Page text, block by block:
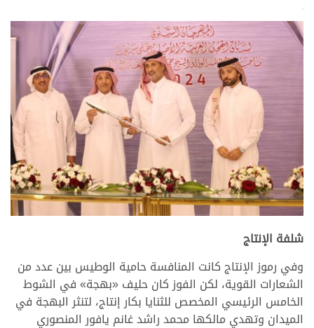
>
شلفة الإنتاج
وفي رموز الإنتاج كانت المنافسة حامية الوطيس بين عدد من
الشعارات القوية، لكن الفوز كان حليف «بهجة» في الشوط
الخامس الرئيسي المخصص للثنايا بكار إنتاج، لتنثر البهجة في
الميدان وتهدي مالكها محمد راشد غانم يافور المنصوري